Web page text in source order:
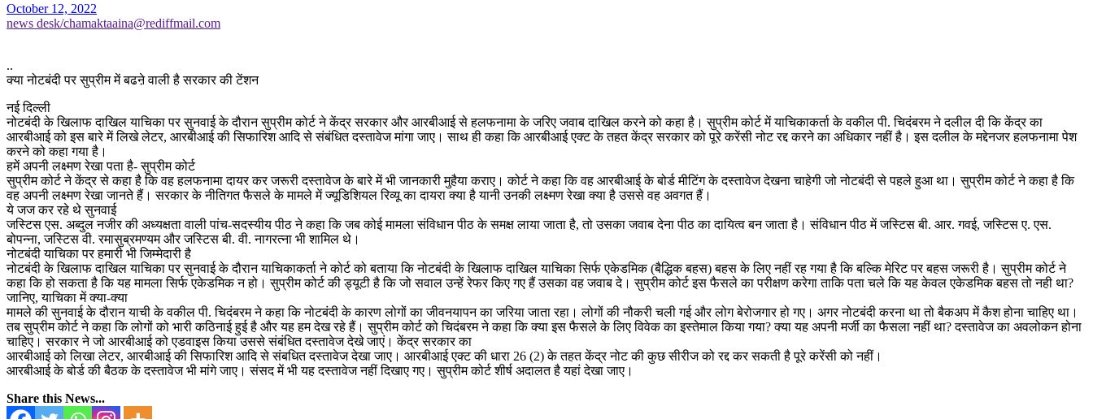
October 12, 2022
news desk/chamaktaaina@rediffmail.com
..
क्या नोटबंदी पर सुप्रीम में बढऩे वाली है सरकार की टेंशन
नई दिल्ली
नोटबंदी के खिलाफ दाखिल याचिका पर सुनवाई के दौरान सुप्रीम कोर्ट ने केंद्र सरकार और आरबीआई से हलफनामा के जरिए जवाब दाखिल करने को कहा है। सुप्रीम कोर्ट में याचिकाकर्ता के वकील पी. चिदंबरम ने दलील दी कि केंद्र का
आरबीआई को इस बारे में लिखे लेटर, आरबीआई की सिफारिश आदि से संबंधित दस्तावेज मांगा जाए। साथ ही कहा कि आरबीआई एक्ट के तहत केंद्र सरकार को पूरे करेंसी नोट रद्द करने का अधिकार नहीं है। इस दलील के मद्देनजर हलफनामा पेश
करने को कहा गया है।
हमें अपनी लक्ष्मण रेखा पता है- सुप्रीम कोर्ट
सुप्रीम कोर्ट ने केंद्र से कहा है कि वह हलफनामा दायर कर जरूरी दस्तावेज के बारे में भी जानकारी मुहैया कराए। कोर्ट ने कहा कि वह आरबीआई के बोर्ड मीटिंग के दस्तावेज देखना चाहेगी जो नोटबंदी से पहले हुआ था। सुप्रीम कोर्ट ने कहा है कि
वह अपनी लक्ष्मण रेखा जानते हैं। सरकार के नीतिगत फैसले के मामले में ज्यूडिशियल रिव्यू का दायरा क्या है यानी उनकी लक्ष्मण रेखा क्या है उससे वह अवगत हैं।
ये जज कर रहे थे सुनवाई
जस्टिस एस. अब्दुल नजीर की अध्यक्षता वाली पांच-सदस्यीय पीठ ने कहा कि जब कोई मामला संविधान पीठ के समक्ष लाया जाता है, तो उसका जवाब देना पीठ का दायित्व बन जाता है। संविधान पीठ में जस्टिस बी. आर. गवई, जस्टिस ए. एस.
बोपन्ना, जस्टिस वी. रमासुब्रमण्यम और जस्टिस बी. वी. नागरत्ना भी शामिल थे।
नोटबंदी याचिका पर हमारी भी जिम्मेदारी है
नोटबंदी के खिलाफ दाखिल याचिका पर सुनवाई के दौरान याचिकाकर्ता ने कोर्ट को बताया कि नोटबंदी के खिलाफ दाखिल याचिका सिर्फ एकेडमिक (बैद्धिक बहस) बहस के लिए नहीं रह गया है कि बल्कि मेरिट पर बहस जरूरी है। सुप्रीम कोर्ट ने
कहा कि हो सकता है कि यह मामला सिर्फ एकेडमिक न हो। सुप्रीम कोर्ट की ड्यूटी है कि जो सवाल उन्हें रेफर किए गए हैं उसका वह जवाब दे। सुप्रीम कोर्ट इस फैसले का परीक्षण करेगा ताकि पता चले कि यह केवल एकेडमिक बहस तो नही था?
जानिए, याचिका में क्या-क्या
मामले की सुनवाई के दौरान याची के वकील पी. चिदंबरम ने कहा कि नोटबंदी के कारण लोगों का जीवनयापन का जरिया जाता रहा। लोगों की नौकरी चली गई और लोग बेरोजगार हो गए। अगर नोटबंदी करना था तो बैकअप में कैश होना चाहिए था।
तब सुप्रीम कोर्ट ने कहा कि लोगों को भारी कठिनाई हुई है और यह हम देख रहे हैं। सुप्रीम कोर्ट को चिदंबरम ने कहा कि क्या इस फैसले के लिए विवेक का इस्तेमाल किया गया? क्या यह अपनी मर्जी का फैसला नहीं था? दस्तावेज का अवलोकन होना
चाहिए। सरकार ने जो आरबीआई को एडवाइस किया उससे संबंधित दस्तावेज देखे जाएं। केंद्र सरकार का
आरबीआई को लिखा लेटर, आरबीआई की सिफारिश आदि से संबधित दस्तावेज देखा जाए। आरबीआई एक्ट की धारा 26 (2) के तहत केंद्र नोट की कुछ सीरीज को रद्द कर सकती है पूरे करेंसी को नहीं।
आरबीआई के बोर्ड की बैठक के दस्तावेज भी मांगे जाए। संसद में भी यह दस्तावेज नहीं दिखाए गए। सुप्रीम कोर्ट शीर्ष अदालत है यहां देखा जाए।
Share this News...